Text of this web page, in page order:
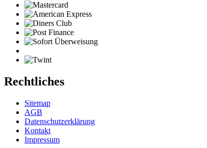
Rechtliches
Sitemap
AGB
Datenschutzerklärung
Kontakt
Impressum